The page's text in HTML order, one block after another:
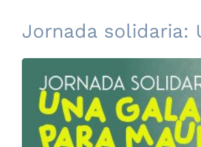
Jornada solidaria: